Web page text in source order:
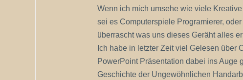
Wenn ich mich umsehe wie viele
sei es Computerspiele Programierer,
überrascht was uns dieses Geräht alles
Ich habe in letzter Zeit viel Gelesen über
PowerPoint Präsentation dabei ins Auge
Geschichte der Ungewöhnlichen